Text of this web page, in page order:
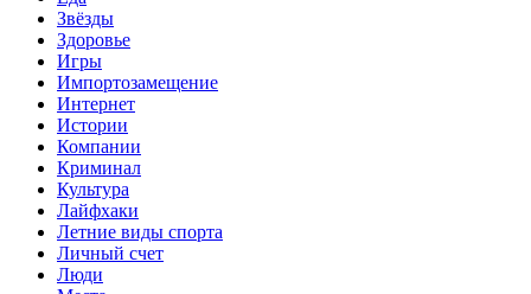
Звёзды
Здоровье
Игры
Импортозамещение
Интернет
Истории
Компании
Криминал
Культура
Лайфхаки
Летние виды спорта
Личный счет
Люди